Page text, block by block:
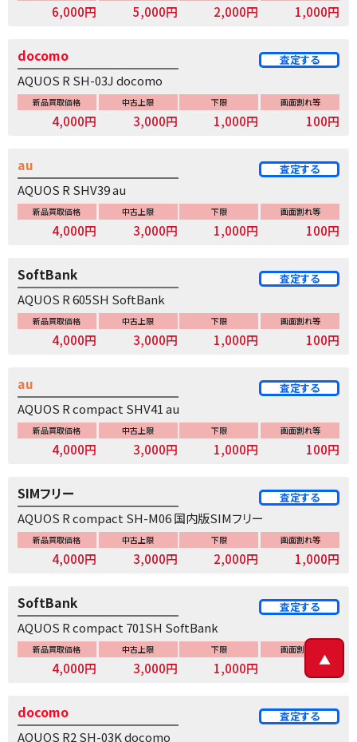
6,000円 5,000円 2,000円 1,000円
AQUOS R SH-03J docomo
docomo 査定する
新品買取価格
4,000円
中古上限
3,000円
下限
1,000円
画面割れ等
100円
AQUOS R SHV39 au
au 査定する
新品買取価格
4,000円
中古上限
3,000円
下限
1,000円
画面割れ等
100円
AQUOS R 605SH SoftBank
SoftBank 査定する
新品買取価格
4,000円
中古上限
3,000円
下限
1,000円
画面割れ等
100円
AQUOS R compact SHV41 au
au 査定する
新品買取価格
4,000円
中古上限
3,000円
下限
1,000円
画面割れ等
100円
AQUOS R compact SH-M06 国内版SIMフリー
SIMフリー 査定する
新品買取価格
4,000円
中古上限
3,000円
下限
2,000円
画面割れ等
1,000円
AQUOS R compact 701SH SoftBank
SoftBank 査定する
新品買取価格
4,000円
中古上限
3,000円
下限
1,000円
画面割れ等
100円
AQUOS R2 SH-03K docomo
docomo 査定する
▲